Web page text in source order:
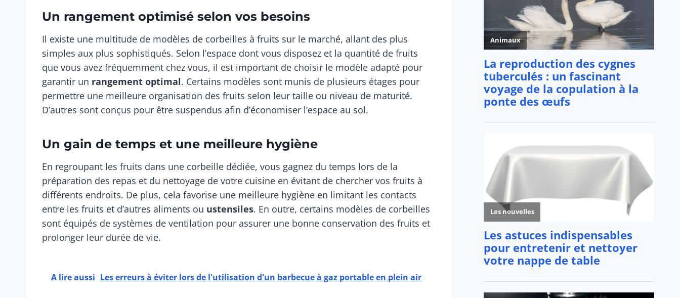
Un rangement optimisé selon vos besoins
Il existe une multitude de modèles de corbeilles à fruits sur le marché, allant des plus
simples aux plus sophistiqués. Selon l’espace dont vous disposez et la quantité de fruits
que vous avez fréquemment chez vous, il est important de choisir le modèle adapté pour
garantir un rangement optimal. Certains modèles sont munis de plusieurs étages pour
permettre une meilleure organisation des fruits selon leur taille ou niveau de maturité.
D’autres sont conçus pour être suspendus afin d’économiser l’espace au sol.
Un gain de temps et une meilleure hygiène
En regroupant les fruits dans une corbeille dédiée, vous gagnez du temps lors de la
préparation des repas et du nettoyage de votre cuisine en évitant de chercher vos fruits à
différents endroits. De plus, cela favorise une meilleure hygiène en limitant les contacts
entre les fruits et d’autres aliments ou ustensiles. En outre, certains modèles de corbeilles
sont équipés de systèmes de ventilation pour assurer une bonne conservation des fruits et
prolonger leur durée de vie.
A lire aussi Les erreurs à éviter lors de l'utilisation d'un barbecue à gaz portable en plein air